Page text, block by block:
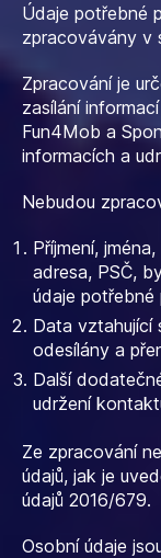
Údaje potřebné
zpracovávány v
Zpracování je
zasílání
Fun4Mob a
informacích a
Nebudou
Příjmení,
adresa, PSČ,
údaje
Data vztahující
odesílány a
Další
udržení
Ze zpracování
údajů, jak je
údajů 2016/679.
Osobní údaje